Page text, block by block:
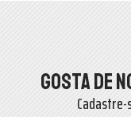
Gosta de